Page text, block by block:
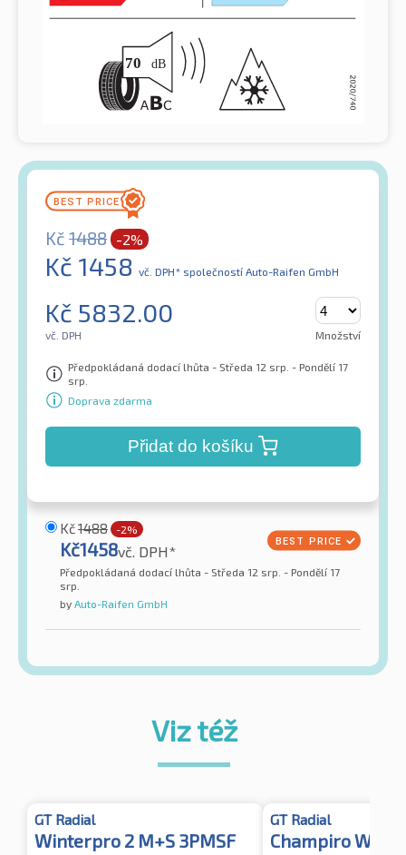
Kč 1488 -2%
Kč 1458 vč. DPH* společností Auto-Raifen GmbH
Kč 5832.00
vč. DPH Množství
Předpokládaná dodací lhůta - Středa 12 srp. - Pondělí 17
srp.
Doprava zdarma
Přidat do košíku
Kč1488 -2%
Kč1458vč. DPH*
Předpokládaná dodací lhůta - Středa 12 srp. - Pondělí 17
srp.
by Auto-Raifen GmbH
Viz též
GT Radial
Winterpro 2 M+S 3PMSF
GT Radial
Champiro